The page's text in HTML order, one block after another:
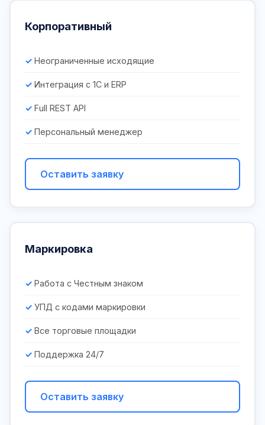
Корпоративный
Неограниченные исходящие
Интеграция с 1С и ERP
Full REST API
Персональный менеджер
Оставить заявку
Маркировка
Работа с Честным знаком
УПД с кодами маркировки
Все торговые площадки
Поддержка 24/7
Оставить заявку